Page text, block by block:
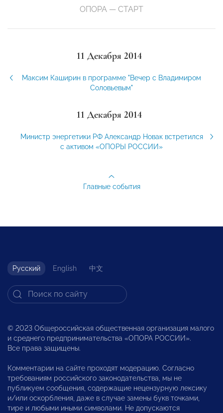
ОПОРА — СТАРТ
11 Декабря 2014
Максим Каширин в программе "Вечер с Владимиром
Соловьевым"
11 Декабря 2014
Министр энергетики РФ Александр Новак встретился
с активом «ОПОРЫ РОССИИ»
Главные события
Русский English 中文
© 2023 Общероссийская общественная организация малого
и среднего предпринимательства «ОПОРА РОССИИ».
Все права защищены.
Комментарии на сайте проходят модерацию. Согласно
требованиям российского законодательства, мы не
публикуем сообщения, содержащие нецензурную лексику
и/или оскорбления, даже в случае замены букв точками,
тире и любыми иными символами. Не допускаются